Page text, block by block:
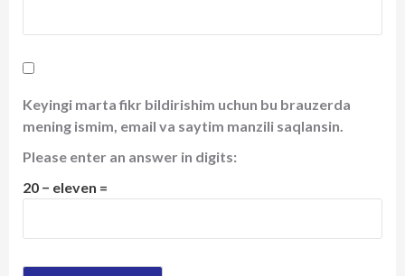
Keyingi marta fikr bildirishim uchun bu brauzerda
mening ismim, email va saytim manzili saqlansin.
Please enter an answer in digits:
20 − eleven =